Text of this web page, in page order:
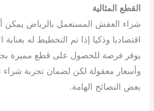
القطع المثالية
شراء العفش المستعمل بالرياض يمكن
اقتصاديا وذكيا إذا تم التخطيط له
يوفر فرصة للحصول على قطع مميزة
وأسعار معقولة لكن لضمان تجربة شراء
بعض النصائح الهامة.